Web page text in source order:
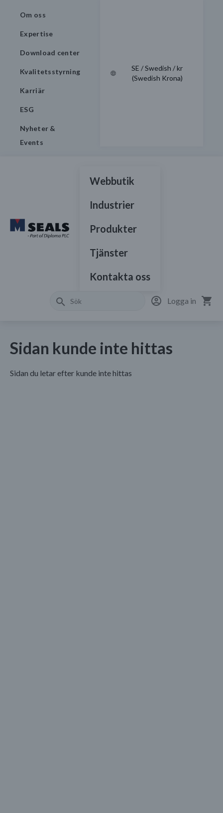
Om oss
Expertise
Download center
Kvalitetsstyrning
Karriär
ESG
Nyheter &
Events
SE / Swedish / kr
(Swedish Krona)
Webbutik
Industrier
Produkter
Tjänster
Kontakta oss
Logga in
Sidan kunde inte hittas
Sidan du letar efter kunde inte hittas